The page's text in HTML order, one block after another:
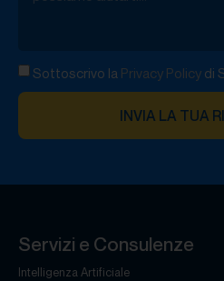
Sottoscrivo la Privacy Policy di
INVIA LA TUA
Servizi e Consulenze
Intelligenza Artificiale